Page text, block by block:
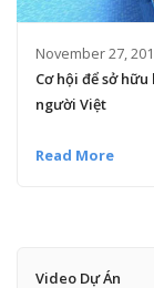
November 27,
Cơ hội để sở
người Việt
Read More
Video Dự Án